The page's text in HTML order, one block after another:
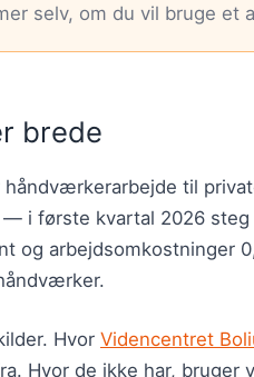
selv, om du vil bruge et
brede
til
i første kvartal 2026
og arbejdsomkostninger
Hvor Videncentret
Hvor de ikke har,